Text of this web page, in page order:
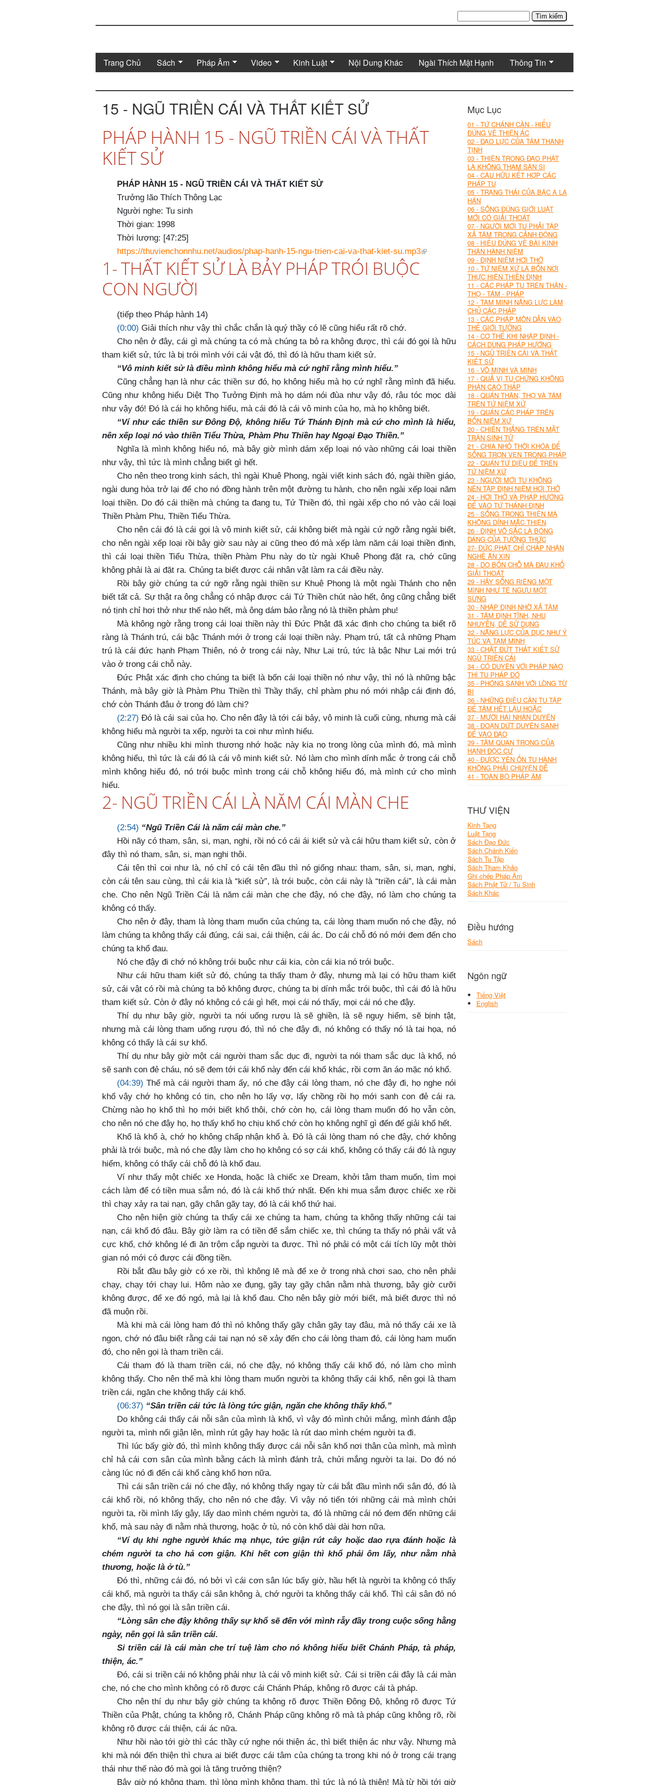
Tìm kiếm
Trang Chủ Sách Pháp Âm Video Kinh Luật Nội Dung Khác Ngài Thích Mật Hạnh Thông Tin
Mục Lục
01 - TỨ CHÁNH CẦN - HIỂU
ĐÚNG VỀ THIỆN ÁC
02 - ĐẠO LỰC CỦA TÂM THANH
TỊNH
03 - THIỆN TRONG ĐẠO PHẬT
LÀ KHÔNG THAM SÂN SI
04 - CÂU HỮU KẾT HỢP CÁC
PHÁP TU
05 - TRẠNG THÁI CỦA BẬC A LA
HÁN
06 - SỐNG ĐÚNG GIỚI LUẬT
MỚI CÓ GIẢI THOÁT
07 - NGƯỜI MỚI TU PHẢI TẬP
XẢ TÂM TRONG CẢNH ĐỘNG
08 - HIỂU ĐÚNG VỀ BÀI KINH
THÂN HÀNH NIỆM
09 - ĐỊNH NIỆM HƠI THỞ
10 - TỨ NIỆM XỨ LÀ BỐN NƠI
THỰC HIỆN THIỀN ĐỊNH
11 - CÁC PHÁP TU TRÊN THÂN -
THỌ - TÂM - PHÁP
12 - TAM MINH NĂNG LỰC LÀM
CHỦ CÁC PHÁP
13 - CÁC PHÁP MÔN DẪN VÀO
THẾ GIỚI TƯỞNG
14 - CƠ THỂ KHI NHẬP ĐỊNH -
CÁCH DÙNG PHÁP HƯỚNG
15 - NGŨ TRIỀN CÁI VÀ THẤT
KIẾT SỬ
16 - VÔ MINH VÀ MINH
17 - QUẢ VỊ TU CHỨNG KHÔNG
PHÂN CAO THẤP
18 - QUÁN THÂN, THỌ VÀ TÂM
TRÊN TỨ NIỆM XỨ
19 - QUÁN CÁC PHÁP TRÊN
BỐN NIỆM XỨ
20 - CHIẾN THẮNG TRÊN MẶT
TRẬN SINH TỬ
21 - CHIA NHỎ THỜI KHÓA ĐỂ
SỐNG TRỌN VẸN TRONG PHÁP
22 - QUÁN TỨ DIỆU ĐẾ TRÊN
TỨ NIỆM XỨ
23 - NGƯỜI MỚI TU KHÔNG
NÊN TẬP ĐỊNH NIỆM HƠI THỞ
24 - HƠI THỞ VÀ PHÁP HƯỚNG
ĐỂ VÀO TỨ THÁNH ĐỊNH
25 - SỐNG TRONG THIỆN MÀ
KHÔNG DÍNH MẮC THIỆN
26 - ĐỊNH VÔ SẮC LÀ BÓNG
DÁNG CỦA TƯỞNG THỨC
27- ĐỨC PHẬT CHỈ CHẤP NHẬN
NGHỀ ĂN XIN
28 - DO BỐN CHỖ MÀ ĐAU KHỔ
GIẢI THOÁT
29 - HÃY SỐNG RIÊNG MỘT
MÌNH NHƯ TÊ NGƯU MỘT
SỪNG
30 - NHẬP ĐỊNH NHỜ XẢ TÂM
31 - TÂM ĐỊNH TĨNH, NHU
NHUYỄN, DỄ SỬ DỤNG
32 - NĂNG LỰC CỦA DỤC NHƯ Ý
TÚC VÀ TAM MINH
33 - CHẶT ĐỨT THẤT KIẾT SỬ
NGŨ TRIỀN CÁI
34 - CÓ DUYÊN VỚI PHÁP NÀO
THÌ TU PHÁP ĐÓ
35 - PHÓNG SANH VỚI LÒNG TỪ
BI
36 - NHỮNG ĐIỀU CẦN TU TẬP
ĐỂ TÂM HẾT LẬU HOẶC
37 - MƯỜI HAI NHÂN DUYÊN
38 - ĐOẠN DỨT DUYÊN SANH
ĐỂ VÀO ĐẠO
39 - TẦM QUAN TRỌNG CỦA
HẠNH ĐỘC CƯ
40 - ĐƯỢC YÊN ỔN TU HÀNH
KHÔNG PHẢI CHUYỆN DỄ
41 - TOÀN BỘ PHÁP ÂM
THƯ VIỆN
Kinh Tạng
Luật Tạng
Sách Đạo Đức
Sách Chánh Kiến
Sách Tu Tập
Sách Tham Khảo
Ghi chép Pháp Âm
Sách Phật Tử / Tu Sinh
Sách Khác
Điều hướng
Sách
Ngôn ngữ
Tiếng Việt
English
15 - NGŨ TRIỀN CÁI VÀ THẤT KIẾT SỬ
PHÁP HÀNH 15 - NGŨ TRIỀN CÁI VÀ THẤT
KIẾT SỬ
PHÁP HÀNH 15 - NGŨ TRIỀN CÁI VÀ THẤT KIẾT SỬ
Trưởng lão Thích Thông Lạc
Người nghe: Tu sinh
Thời gian: 1998
Thời lượng: [47:25]
https://thuvienchonnhu.net/audios/phap-hanh-15-ngu-trien-cai-va-that-kiet-su.mp3
1- THẤT KIẾT SỬ LÀ BẢY PHÁP TRÓI BUỘC
CON NGƯỜI
(tiếp theo Pháp hành 14)
(0:00) Giải thích như vậy thì chắc chắn là quý thầy có lẽ cũng hiểu rất rõ chớ.
Cho nên ở đây, cái gì mà chúng ta có mà chúng ta bỏ ra không được, thì cái đó gọi là hữu
tham kiết sử, tức là bị trói mình với cái vật đó, thì đó là hữu tham kiết sử.
“Vô minh kiết sử là điều mình không hiểu mà cứ nghĩ rằng mình hiểu.”
Cũng chẳng hạn là như các thiền sư đó, họ không hiểu mà họ cứ nghĩ rằng mình đã hiểu.
Cũng như không hiểu Diệt Thọ Tưởng Định mà họ dám nói đùa như vậy đó, râu tóc mọc dài
như vậy đó! Đó là cái họ không hiểu, mà cái đó là cái vô minh của họ, mà họ không biết.
“Ví như các thiền sư Đông Độ, không hiểu Tứ Thánh Định mà cứ cho mình là hiểu,
nên xếp loại nó vào thiền Tiểu Thừa, Phàm Phu Thiền hay Ngoại Đạo Thiền.”
Nghĩa là mình không hiểu nó, mà bây giờ mình dám xếp loại nó vào những cái loại thiền
như vậy, thì tức là mình chẳng biết gì hết.
Cho nên theo trong kinh sách, thì ngài Khuê Phong, ngài viết kinh sách đó, ngài thiền giáo,
ngài dung hòa trở lại để cho nó đồng hành trên một đường tu hành, cho nên ngài xếp loại năm
loại thiền. Do đó cái thiền mà chúng ta đang tu, Tứ Thiền đó, thì ngài xếp cho nó vào cái loại
Thiền Phàm Phu, Thiền Tiểu Thừa.
Cho nên cái đó là cái gọi là vô minh kiết sử, cái không biết mà ngài cứ ngỡ rằng ngài biết,
cho nên ngài xếp loại rồi bây giờ sau này ai cũng theo đó mà xếp làm năm cái loại thiền định,
thì cái loại thiền Tiểu Thừa, thiền Phàm Phu này do từ ngài Khuê Phong đặt ra, chớ cũng
không phải là ai đặt ra. Chúng ta biết được cái nhân vật làm ra cái điều này.
Rồi bây giờ chúng ta cứ ngỡ rằng ngài thiền sư Khuê Phong là một ngài Thánh cho nên
biết tất cả. Sự thật ra ông chẳng có nhập được cái Tứ Thiền chút nào hết, ông cũng chẳng biết
nó tịnh chỉ hơi thở như thế nào hết, mà ông dám bảo rằng nó là thiền phàm phu!
Mà không ngờ rằng trong cái loại thiền này thì Đức Phật đã xác định cho chúng ta biết rõ
ràng là Thánh trú, cái bậc Thánh mới ở trong cái loại thiền này. Phạm trú, tất cả những Phạm
trú là cái đức hạnh Phạm Thiên, nó ở trong cái này, Như Lai trú, tức là bậc Như Lai mới trú
vào ở trong cái chỗ này.
Đức Phật xác định cho chúng ta biết là bốn cái loại thiền nó như vậy, thì nó là những bậc
Thánh, mà bây giờ là Phàm Phu Thiền thì Thầy thấy, chỉ phàm phu nó mới nhập cái định đó,
chớ còn Thánh đâu ở trong đó làm chi?
(2:27) Đó là cái sai của họ. Cho nên đây là tới cái bảy, vô minh là cuối cùng, nhưng mà cái
không hiểu mà người ta xếp, người ta coi như mình hiểu.
Cũng như nhiều khi mình thương nhớ hoặc này kia nọ trong lòng của mình đó, mà mình
không hiểu, thì tức là cái đó là cái vô minh kiết sử. Nó làm cho mình dính mắc ở trong cái chỗ
mình không hiểu đó, nó trói buộc mình trong cái chỗ không hiểu đó, mà mình cứ cho mình
hiểu.
2- NGŨ TRIỀN CÁI LÀ NĂM CÁI MÀN CHE
(2:54) “Ngũ Triền Cái là năm cái màn che.”
Hồi nãy có tham, sân, si, mạn, nghi, rồi nó có cái ái kiết sử và cái hữu tham kiết sử, còn ở
đây thì nó tham, sân, si, mạn nghi thôi.
Cái tên thì coi như là, nó chỉ có cái tên đầu thì nó giống nhau: tham, sân, si, mạn, nghi,
còn cái tên sau cùng, thì cái kia là “kiết sử”, là trói buộc, còn cái này là “triền cái”, là cái màn
che. Cho nên Ngũ Triền Cái là năm cái màn che che đậy, nó che đậy, nó làm cho chúng ta
không có thấy.
Cho nên ở đây, tham là lòng tham muốn của chúng ta, cái lòng tham muốn nó che đậy, nó
làm chúng ta không thấy cái đúng, cái sai, cái thiện, cái ác. Do cái chỗ đó nó mới đem đến cho
chúng ta khổ đau.
Nó che đậy đi chớ nó không trói buộc như cái kia, còn cái kia nó trói buộc.
Như cái hữu tham kiết sử đó, chúng ta thấy tham ở đây, nhưng mà lại có hữu tham kiết
sử, cái vật có rồi mà chúng ta bỏ không được, chúng ta bị dính mắc trói buộc, thì cái đó là hữu
tham kiết sử. Còn ở đây nó không có cái gì hết, mọi cái nó thấy, mọi cái nó che đậy.
Thí dụ như bây giờ, người ta nói uống rượu là sẽ ghiền, là sẽ nguy hiểm, sẽ bịnh tật,
nhưng mà cái lòng tham uống rượu đó, thì nó che đậy đi, nó không có thấy nó là tai họa, nó
không có thấy là cái sự khổ.
Thí dụ như bây giờ một cái người tham sắc dục đi, người ta nói tham sắc dục là khổ, nó
sẽ sanh con đẻ cháu, nó sẽ đem tới cái khổ này đến cái khổ khác, rồi cơm ăn áo mặc nó khổ.
(04:39) Thế mà cái người tham ấy, nó che đậy cái lòng tham, nó che đậy đi, họ nghe nói
khổ vậy chớ họ không có tin, cho nên họ lấy vợ, lấy chồng rồi họ mới sanh con đẻ cái ra.
Chừng nào họ khổ thì họ mới biết khổ thôi, chớ còn họ, cái lòng tham muốn đó họ vẫn còn,
cho nên nó che đậy họ, họ thấy khổ họ chịu khổ chớ còn họ không nghĩ gì đến để giải khổ hết.
Khổ là khổ à, chớ họ không chấp nhận khổ à. Đó là cái lòng tham nó che đậy, chớ không
phải là trói buộc, mà nó che đậy làm cho họ không có sợ cái khổ, không có thấy cái đó là nguy
hiểm, không có thấy cái chỗ đó là khổ đau.
Ví như thấy một chiếc xe Honda, hoặc là chiếc xe Dream, khởi tâm tham muốn, tìm mọi
cách làm để có tiền mua sắm nó, đó là cái khổ thứ nhất. Đến khi mua sắm được chiếc xe rồi
thì chạy xảy ra tai nạn, gãy chân gãy tay, đó là cái khổ thứ hai.
Cho nên hiện giờ chúng ta thấy cái xe chúng ta ham, chúng ta không thấy những cái tai
nạn, cái khổ đó đâu. Bây giờ làm ra có tiền để sắm chiếc xe, thì chúng ta thấy nó phải vất vả
cực khổ, chớ không lé đi ăn trộm cắp người ta được. Thì nó phải có một cái tích lũy một thời
gian nó mới có được cái đồng tiền.
Rồi bắt đầu bây giờ có xe rồi, thì không lẽ mà để xe ở trong nhà chơi sao, cho nên phải
chạy, chạy tới chạy lui. Hôm nào xe đụng, gãy tay gãy chân nằm nhà thương, bây giờ cưỡi
không được, để xe đó ngó, mà lại là khổ đau. Cho nên bây giờ mới biết, mà biết được thì nó
đã muộn rồi.
Mà khi mà cái lòng ham đó thì nó không thấy gãy chân gãy tay đâu, mà nó thấy cái xe là
ngon, chớ nó đâu biết rằng cái tai nạn nó sẽ xảy đến cho cái lòng tham đó, cái lòng ham muốn
đó, cho nên gọi là tham triền cái.
Cái tham đó là tham triền cái, nó che đậy, nó không thấy cái khổ đó, nó làm cho mình
không thấy. Cho nên thế mà khi lòng tham muốn người ta không thấy cái khổ, nên gọi là tham
triền cái, ngăn che không thấy cái khổ.
(06:37) “Sân triền cái tức là lòng tức giận, ngăn che không thấy khổ.”
Do không cái thấy cái nỗi sân của mình là khổ, vì vậy đó mình chửi mắng, mình đánh đập
người ta, mình nổi giận lên, mình rút gậy hay hoặc là rút dao mình chém người ta đi.
Thì lúc bấy giờ đó, thì mình không thấy được cái nỗi sân khổ nơi thân của mình, mà mình
chỉ hả cái cơn sân của mình bằng cách là mình đánh trả, chửi mắng người ta lại. Do đó nó
càng lúc nó đi đến cái khổ càng khổ hơn nữa.
Thì cái sân triền cái nó che đậy, nó không thấy ngay từ cái bắt đầu mình nổi sân đó, đó là
cái khổ rồi, nó không thấy, cho nên nó che đậy. Vì vậy nó tiến tới những cái mà mình chửi
người ta, rồi mình lấy gậy, lấy dao mình chém người ta, đó là những cái nó đem đến những cái
khổ, mà sau này đi nằm nhà thương, hoặc ở tù, nó còn khổ dài dài hơn nữa.
“Ví dụ khi nghe người khác mạ nhục, tức giận rút cây hoặc dao rựa đánh hoặc là
chém người ta cho hả cơn giận. Khi hết cơn giận thì khổ phải ôm lấy, như nằm nhà
thương, hoặc là ở tù.”
Đó thì, những cái đó, nó bởi vì cái cơn sân lúc bấy giờ, hầu hết là người ta không có thấy
cái khổ, mà người ta thấy cái sân không à, chớ người ta không thấy cái khổ. Thì cái sân đó nó
che đậy, thì nó gọi là sân triền cái.
“Lòng sân che đậy không thấy sự khổ sẽ đến với mình rẫy đầy trong cuộc sống hằng
ngày, nên gọi là sân triền cái.
Si triền cái là cái màn che trí tuệ làm cho nó không hiểu biết Chánh Pháp, tà pháp,
thiện, ác.”
Đó, cái si triền cái nó không phải như là cái vô minh kiết sử. Cái si triền cái đây là cái màn
che, nó che cho mình không có rõ được cái Chánh Pháp, không rõ được cái tà pháp.
Cho nên thí dụ như bây giờ chúng ta không rõ được Thiền Đông Độ, không rõ được Tứ
Thiền của Phật, chúng ta không rõ, Chánh Pháp cũng không rõ mà tà pháp cũng không rõ, rồi
không rõ được cái thiện, cái ác nữa.
Như hồi nào tới giờ thì các thầy cứ nghe nói thiện ác, thì biết thiện ác như vậy. Nhưng mà
khi mà nói đến thiện thì chưa ai biết được cái tâm của chúng ta trong khi nó ở trong cái trạng
thái như thế nào đó mà gọi là tăng trưởng thiện?
Bây giờ nó không tham, thì lòng mình không tham, thì tức là nó là thiện! Mà từ hồi tới giờ